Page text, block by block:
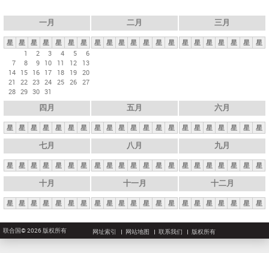
一月
星 星 星 星 星 星
星
1
2 3 4 5
6
7
8 9 10 11 12
13
14 15 16 17 18 19 20
21
22 23 24 25 26 27
28 29 30 31
二月
星 星 星 星 星 星 星
三月
星 星 星 星 星 星 星
四月
星 星 星 星 星 星 星
五月
星 星 星 星 星 星 星
六月
星 星 星 星 星 星 星
七月
星 星 星 星 星 星 星
八月
星 星 星 星 星 星 星
九月
星 星 星 星 星 星 星
十月
星 星 星 星 星 星 星
十一月
星 星 星 星 星 星 星
十二月
星 星 星 星 星 星 星
联合国© 2026 版权所有 网址索引 网站地图 联系我们 版权所有